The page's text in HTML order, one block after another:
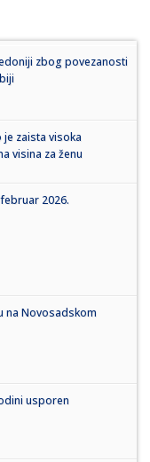
zbog povezanosti
je zaista visoka
visina za ženu
2026.
na Novosadskom
usporen